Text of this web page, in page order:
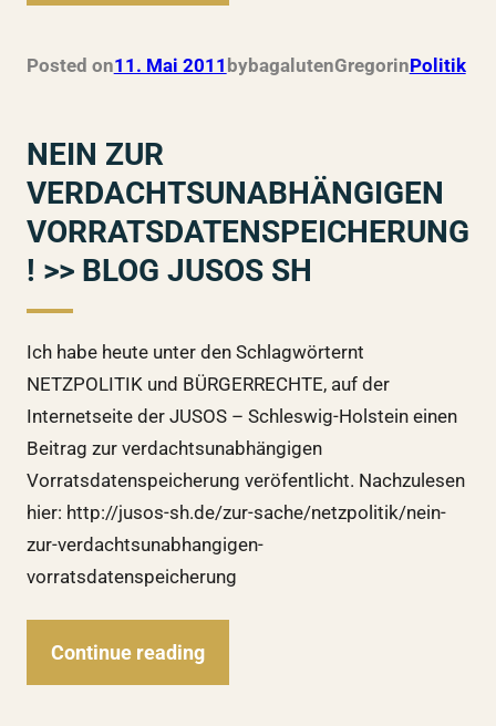
Posted on11. Mai 2011 bybagalutenGregorinPolitik
NEIN ZUR
VERDACHTSUNABHÄNGIGEN
VORRATSDATENSPEICHERUNG
! >> BLOG JUSOS SH
Ich habe heute unter den Schlagwörternt
NETZPOLITIK und BÜRGERRECHTE, auf der
Internetseite der JUSOS – Schleswig-Holstein einen
Beitrag zur verdachtsunabhängigen
Vorratsdatenspeicherung veröfentlicht. Nachzulesen
hier: http://jusos-sh.de/zur-sache/netzpolitik/nein-
zur-verdachtsunabhangigen-
vorratsdatenspeicherung
Continue reading